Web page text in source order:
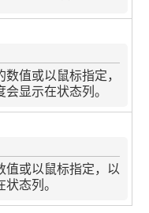
值或以鼠标指定，
显示在状态列。
值或以鼠标指定，以
态列。